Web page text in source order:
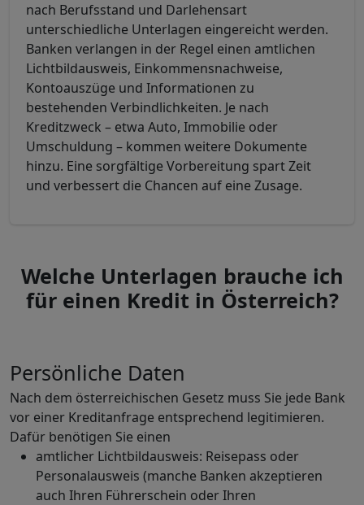
nach Berufsstand und Darlehensart
unterschiedliche Unterlagen eingereicht werden.
Banken verlangen in der Regel einen amtlichen
Lichtbildausweis, Einkommensnachweise,
Kontoauszüge und Informationen zu
bestehenden Verbindlichkeiten. Je nach
Kreditzweck – etwa Auto, Immobilie oder
Umschuldung – kommen weitere Dokumente
hinzu. Eine sorgfältige Vorbereitung spart Zeit
und verbessert die Chancen auf eine Zusage.
Welche Unterlagen brauche ich
für einen Kredit in Österreich?
Persönliche Daten
Nach dem österreichischen Gesetz muss Sie jede Bank
vor einer Kreditanfrage entsprechend legitimieren.
Dafür benötigen Sie einen
amtlicher Lichtbildausweis: Reisepass oder
Personalausweis (manche Banken akzeptieren
auch Ihren Führerschein oder Ihren